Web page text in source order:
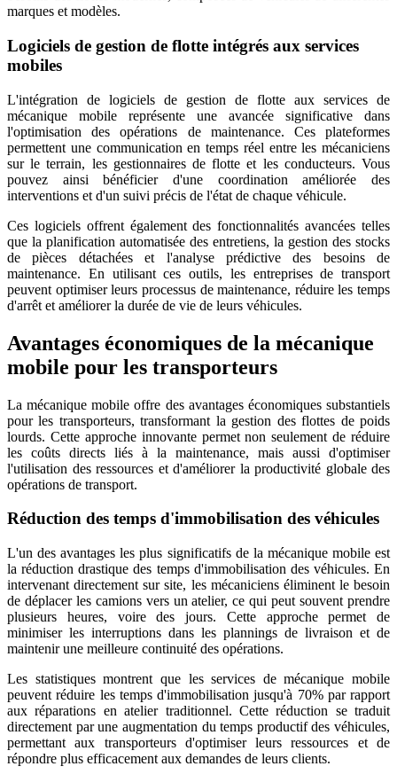
marques et modèles.
Logiciels de gestion de flotte intégrés aux services
mobiles
L'intégration de logiciels de gestion de flotte aux services de
mécanique mobile représente une avancée significative dans
l'optimisation des opérations de maintenance. Ces plateformes
permettent une communication en temps réel entre les mécaniciens
sur le terrain, les gestionnaires de flotte et les conducteurs. Vous
pouvez ainsi bénéficier d'une coordination améliorée des
interventions et d'un suivi précis de l'état de chaque véhicule.
Ces logiciels offrent également des fonctionnalités avancées telles
que la planification automatisée des entretiens, la gestion des stocks
de pièces détachées et l'analyse prédictive des besoins de
maintenance. En utilisant ces outils, les entreprises de transport
peuvent optimiser leurs processus de maintenance, réduire les temps
d'arrêt et améliorer la durée de vie de leurs véhicules.
Avantages économiques de la mécanique
mobile pour les transporteurs
La mécanique mobile offre des avantages économiques substantiels
pour les transporteurs, transformant la gestion des flottes de poids
lourds. Cette approche innovante permet non seulement de réduire
les coûts directs liés à la maintenance, mais aussi d'optimiser
l'utilisation des ressources et d'améliorer la productivité globale des
opérations de transport.
Réduction des temps d'immobilisation des véhicules
L'un des avantages les plus significatifs de la mécanique mobile est
la réduction drastique des temps d'immobilisation des véhicules. En
intervenant directement sur site, les mécaniciens éliminent le besoin
de déplacer les camions vers un atelier, ce qui peut souvent prendre
plusieurs heures, voire des jours. Cette approche permet de
minimiser les interruptions dans les plannings de livraison et de
maintenir une meilleure continuité des opérations.
Les statistiques montrent que les services de mécanique mobile
peuvent réduire les temps d'immobilisation jusqu'à 70% par rapport
aux réparations en atelier traditionnel. Cette réduction se traduit
directement par une augmentation du temps productif des véhicules,
permettant aux transporteurs d'optimiser leurs ressources et de
répondre plus efficacement aux demandes de leurs clients.